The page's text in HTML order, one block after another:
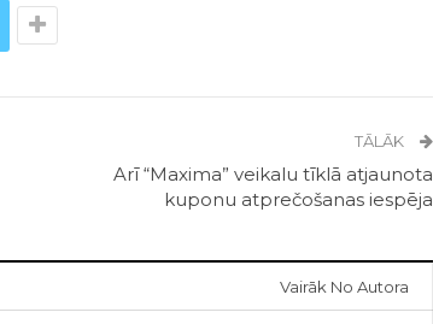
TĀLĀK
Arī “Maxima” veikalu tīklā atjaunota
kuponu atprečošanas iespēja
Vairāk No Autora